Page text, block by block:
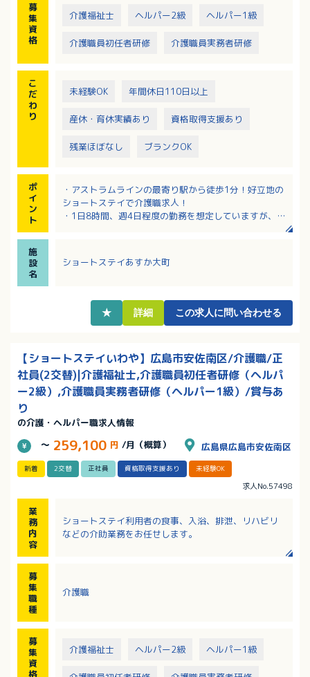
募
集
資
格
介護福祉士 ヘルパー2級 ヘルパー1級
介護職員初任者研修 介護職員実務者研修
こ
だ
わ
り
未経験OK 年間休日110日以上
産休・育休実績あり 資格取得支援あり
残業ほぼなし ブランクOK
ポ
イ
ン
ト
・アストラムラインの最寄り駅から徒歩1分！好立地の
ショートステイで介護職求人！
・1日8時間、週4日程度の勤務を想定していますが、時
や事故防止に努めている施設です
・時給は処遇改善手当込みで1,225円！日曜日と祝日は
施
設
名
ショートステイあすか大町
★ 詳細 この求人に問い合わせる
【ショートステイいわや】広島市安佐南区/介護職/正
社員(2交替)|介護福祉士,介護職員初任者研修（ヘルパ
ー2級）,介護職員実務者研修（ヘルパー1級）/賞与あ
り
の介護・ヘルパー職求人情報
～ 259,100 円 /月（概算） 広島県広島市安佐南区
新着 2交替 正社員 資格取得支援あり 未経験OK
求人No.57498
業
務
内
容
ショートステイ利用者の食事、入浴、排泄、リハビリ
などの介助業務をお任せします。
募
集
職
種
介護職
募
集
資
格
介護福祉士 ヘルパー2級 ヘルパー1級